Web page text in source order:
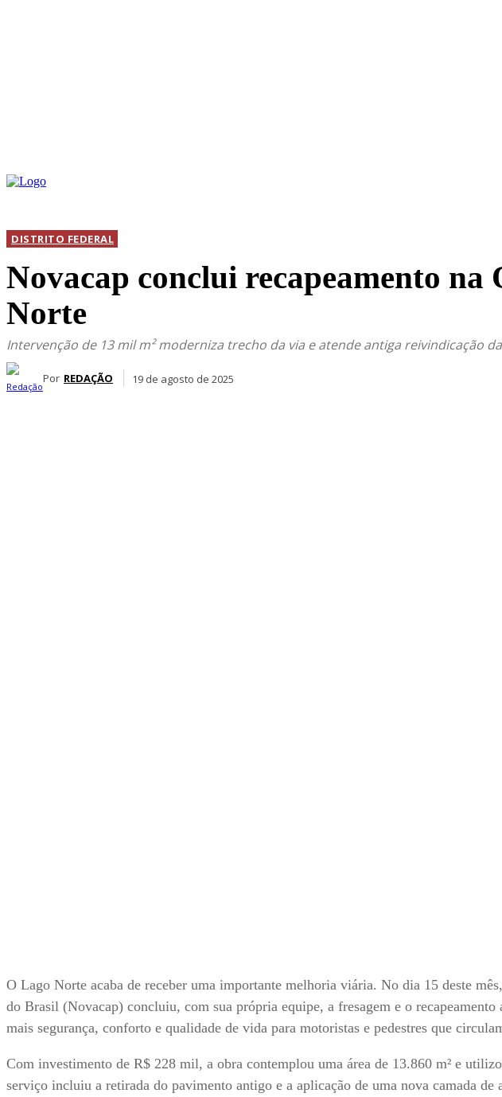
DISTRITO FEDERAL
Novacap conclui recapeamento na
Norte
Intervenção de 13 mil m² moderniza trecho da via e atende antiga reivindicação
Por REDAÇÃO 19 de agosto de 2025
O Lago Norte acaba de receber uma importante melhoria viária. No dia 15 deste
do Brasil (Novacap) concluiu, com sua própria equipe, a fresagem e o
mais segurança, conforto e qualidade de vida para motoristas e pedestres que
Com investimento de R$ 228 mil, a obra contemplou uma área de 13.860 m² e
serviço incluiu a retirada do pavimento antigo e a aplicação de uma nova camada de